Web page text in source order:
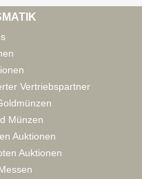
Vertriebspartner
Münzen
Auktionen
Auktionen